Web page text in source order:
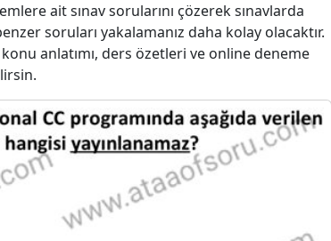
ait sınav sorularını çözerek sınavlarda
soruları yakalamanız daha kolay olacaktır.
konu anlatımı, ders özetleri ve online deneme